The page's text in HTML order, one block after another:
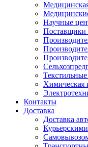
Научные
Поставщики
Химическая
Контакты
Доставка
Доставка